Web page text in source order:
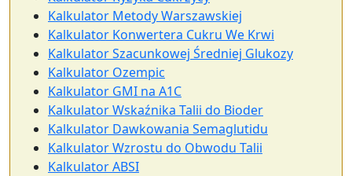
Kalkulator Metody Warszawskiej
Kalkulator Konwertera Cukru We Krwi
Kalkulator Szacunkowej Średniej Glukozy
Kalkulator Ozempic
Kalkulator GMI na A1C
Kalkulator Wskaźnika Talii do Bioder
Kalkulator Dawkowania Semaglutidu
Kalkulator Wzrostu do Obwodu Talii
Kalkulator ABSI